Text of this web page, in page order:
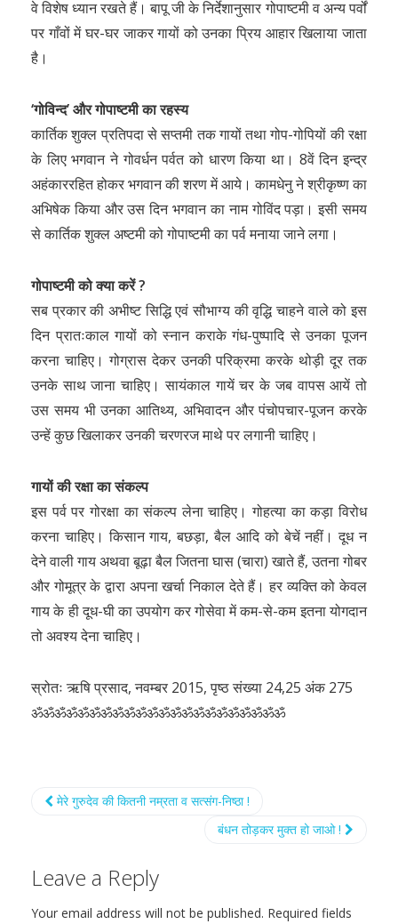
वे विशेष ध्यान रखते हैं। बापू जी के निर्देशानुसार गोपाष्टमी व अन्य पर्वों
पर गाँवों में घर-घर जाकर गायों को उनका प्रिय आहार खिलाया जाता
है।
‘गोविन्द’ और गोपाष्टमी का रहस्य
कार्तिक शुक्ल प्रतिपदा से सप्तमी तक गायों तथा गोप-गोपियों की रक्षा
के लिए भगवान ने गोवर्धन पर्वत को धारण किया था। 8वें दिन इन्द्र
अहंकाररहित होकर भगवान की शरण में आये। कामधेनु ने श्रीकृष्ण का
अभिषेक किया और उस दिन भगवान का नाम गोविंद पड़ा। इसी समय
से कार्तिक शुक्ल अष्टमी को गोपाष्टमी का पर्व मनाया जाने लगा।
गोपाष्टमी को क्या करें ?
सब प्रकार की अभीष्ट सिद्धि एवं सौभाग्य की वृद्धि चाहने वाले को इस
दिन प्रातःकाल गायों को स्नान कराके गंध-पुष्पादि से उनका पूजन
करना चाहिए। गोग्रास देकर उनकी परिक्रमा करके थोड़ी दूर तक
उनके साथ जाना चाहिए। सायंकाल गायें चर के जब वापस आयें तो
उस समय भी उनका आतिथ्य, अभिवादन और पंचोपचार-पूजन करके
उन्हें कुछ खिलाकर उनकी चरणरज माथे पर लगानी चाहिए।
गायों की रक्षा का संकल्प
इस पर्व पर गोरक्षा का संकल्प लेना चाहिए। गोहत्या का कड़ा विरोध
करना चाहिए। किसान गाय, बछड़ा, बैल आदि को बेचें नहीं। दूध न
देने वाली गाय अथवा बूढ़ा बैल जितना घास (चारा) खाते हैं, उतना गोबर
और गोमूत्र के द्वारा अपना खर्चा निकाल देते हैं। हर व्यक्ति को केवल
गाय के ही दूध-घी का उपयोग कर गोसेवा में कम-से-कम इतना योगदान
तो अवश्य देना चाहिए।
स्रोतः ऋषि प्रसाद, नवम्बर 2015, पृष्ठ संख्या 24,25 अंक 275
ॐॐॐॐॐॐॐॐॐॐॐॐॐॐॐॐॐॐॐॐॐॐ
मेरे गुरुदेव की कितनी नम्रता व सत्संग-निष्ठा !
बंधन तोड़कर मुक्त हो जाओ !
Leave a Reply
Your email address will not be published. Required fields